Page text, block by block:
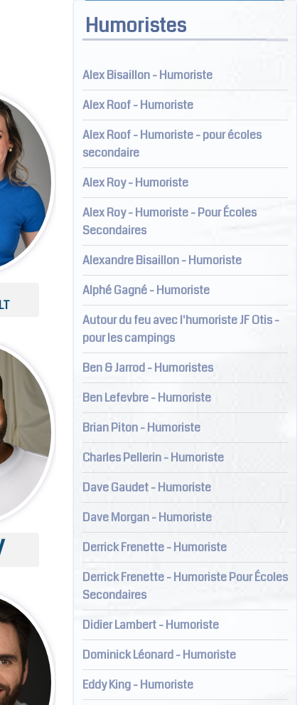
Humoristes
Alex Bisaillon - Humoriste
Alex Roof - Humoriste
Alex Roof - Humoriste - pour écoles
secondaire
Alex Roy - Humoriste
Alex Roy - Humoriste - Pour Écoles
Secondaires
Alexandre Bisaillon - Humoriste
Alphé Gagné - Humoriste
Autour du feu avec l'humoriste JF Otis -
pour les campings
Ben & Jarrod - Humoristes
Ben Lefevbre - Humoriste
Brian Piton - Humoriste
Charles Pellerin - Humoriste
Dave Gaudet - Humoriste
Dave Morgan - Humoriste
Derrick Frenette - Humoriste
Derrick Frenette - Humoriste Pour Écoles
Secondaires
Didier Lambert - Humoriste
Dominick Léonard - Humoriste
Eddy King - Humoriste